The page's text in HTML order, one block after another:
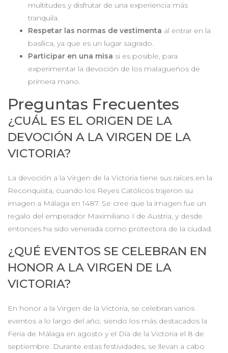
multitudes y disfrutar de una experiencia más
tranquila.
Respetar las normas de vestimenta al entrar en la
basílica, ya que es un lugar sagrado.
Participar en una misa si es posible, para
experimentar la devoción de los malagueños de
primera mano.
Preguntas Frecuentes
¿CUÁL ES EL ORIGEN DE LA
DEVOCIÓN A LA VIRGEN DE LA
VICTORIA?
La devoción a la Virgen de la Victoria tiene sus raíces en la
Reconquista, cuando los Reyes Católicos trajeron su
imagen a Málaga en 1487. Se cree que la imagen fue un
regalo del emperador Maximiliano I de Austria, y desde
entonces ha sido venerada como protectora de la ciudad.
¿QUÉ EVENTOS SE CELEBRAN EN
HONOR A LA VIRGEN DE LA
VICTORIA?
En honor a la Virgen de la Victoria, se celebran varios
eventos a lo largo del año, siendo los más destacados la
Feria de Málaga en agosto y el Día de la Victoria el 8 de
septiembre. Durante estas festividades, se llevan a cabo